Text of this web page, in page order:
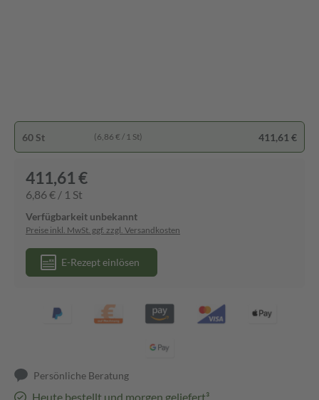
60 St (6,86 € / 1 St) 411,61 €
411,61 €
6,86 € / 1 St
Verfügbarkeit unbekannt
Preise inkl. MwSt. ggf. zzgl. Versandkosten
E-Rezept einlösen
Persönliche Beratung
Heute bestellt und morgen geliefert³